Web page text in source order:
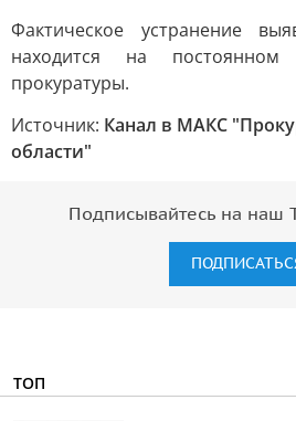
Фактическое устранение
находится на постоянном
прокуратуры.
Источник: Канал в МАКС
области"
Подписывайтесь на наш
ТОП